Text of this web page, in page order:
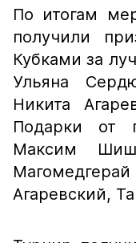
По итогам
получили
Кубками за
Ульяна
Никита
Подарки от
Максим
Агаревский,